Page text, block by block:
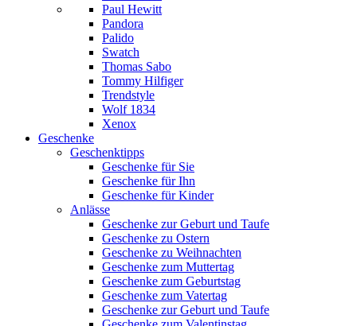
Paul Hewitt
Pandora
Palido
Swatch
Thomas Sabo
Tommy Hilfiger
Trendstyle
Wolf 1834
Xenox
Geschenke
Geschenktipps
Geschenke für Sie
Geschenke für Ihn
Geschenke für Kinder
Anlässe
Geschenke zur Geburt und Taufe
Geschenke zu Ostern
Geschenke zu Weihnachten
Geschenke zum Muttertag
Geschenke zum Geburtstag
Geschenke zum Vatertag
Geschenke zur Geburt und Taufe